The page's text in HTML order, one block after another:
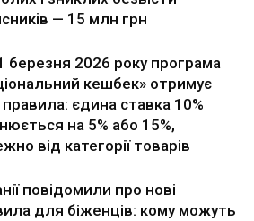
— 15 млн грн
березня 2026 року програма
кешбек» отримує
правила: єдина ставка 10%
на 5% або 15%,
від категорії товарів
повідомили про нові
для біженців: кому можуть